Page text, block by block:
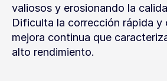
valiosos y erosionando la
Dificulta la corrección rápida y
mejora continua que
alto rendimiento.